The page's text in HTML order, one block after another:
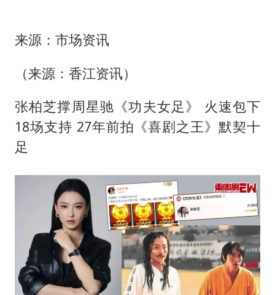
女子利用漏洞0元薅走3000多件家电
把党建设得更加坚强有力
多地要求领导干部带头休假
奋进开新局 实干挑大梁
来源：市场资讯
（来源：香江资讯）
张柏芝撑周星驰 《功夫女足》 火速包下
18场支持 27年前拍《喜剧之王》默契十
足